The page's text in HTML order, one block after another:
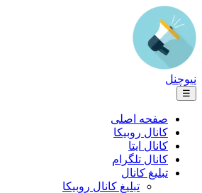
نیوچنل
☰
صفحه اصلی
کانال روبیکا
کانال ایتا
کانال تلگرام
تبلیغ کانال
تبلیغ کانال روبیکا